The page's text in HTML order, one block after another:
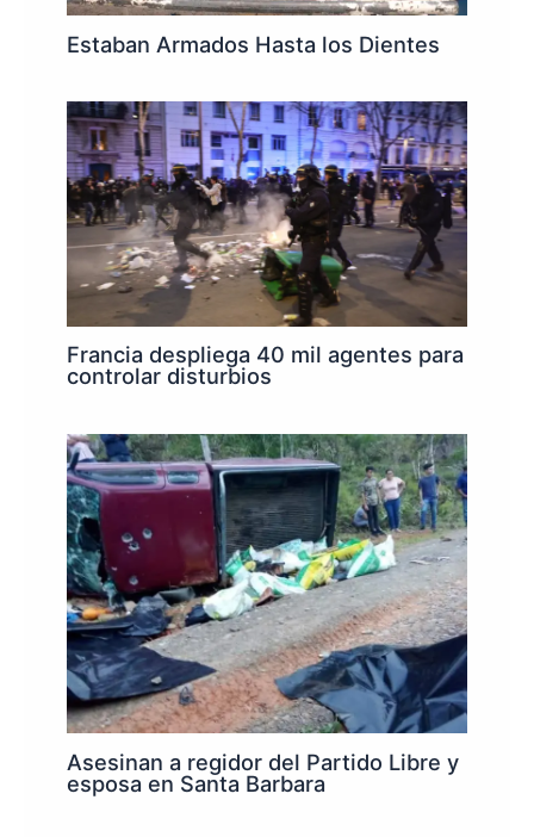
Estaban Armados Hasta los Dientes
Francia despliega 40 mil agentes para
controlar disturbios
Asesinan a regidor del Partido Libre y
esposa en Santa Barbara